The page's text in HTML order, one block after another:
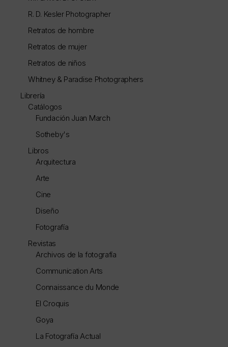
R. D. Kesler Photographer
Retratos de hombre
Retratos de mujer
Retratos de niños
Whitney & Paradise Photographers
Librería
Catálogos
Fundación Juan March
Sotheby's
Libros
Arquitectura
Arte
Cine
Diseño
Fotografía
Revistas
Archivos de la fotografía
Communication Arts
Connaissance du Monde
El Croquis
Goya
La Fotografía Actual